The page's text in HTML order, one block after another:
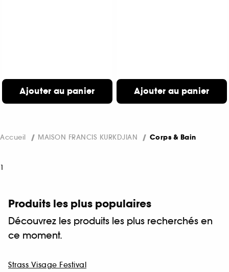
Ajouter au panier Ajouter au panier
Accueil MAISON FRANCIS KURKDJIAN Corps & Bain
1
Produits les plus populaires
Découvrez les produits les plus recherchés en
ce moment.
Strass Visage Festival